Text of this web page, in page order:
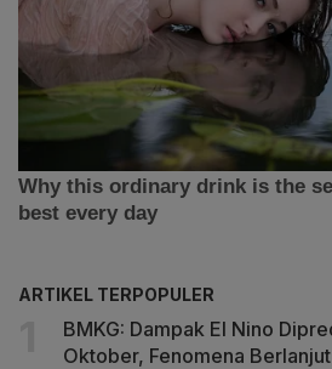
ARTIKEL TERPOPULER
BMKG: Dampak El Nino
Oktober, Fenomena